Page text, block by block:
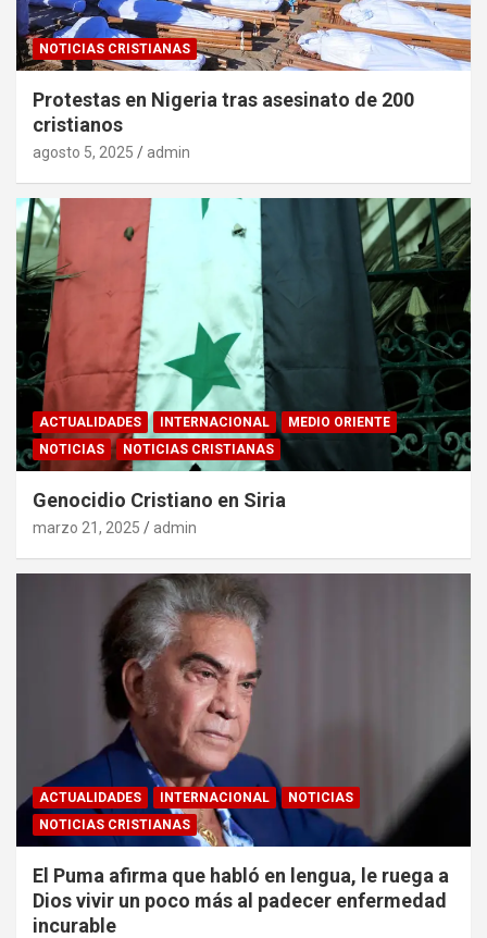
NOTICIAS CRISTIANAS
Protestas en Nigeria tras asesinato de 200
cristianos
agosto 5, 2025 admin
ACTUALIDADES INTERNACIONAL
MEDIO ORIENTE
NOTICIAS
NOTICIAS CRISTIANAS
Genocidio Cristiano en Siria
marzo 21, 2025 admin
ACTUALIDADES INTERNACIONAL
NOTICIAS
NOTICIAS CRISTIANAS
El Puma afirma que habló en lengua, le ruega a
Dios vivir un poco más al padecer enfermedad
incurable